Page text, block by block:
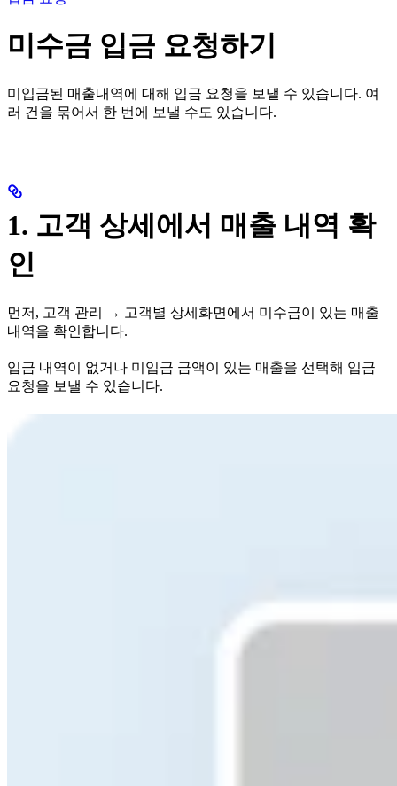
미수금 입금 요청하기
미입금된 매출내역에 대해 입금 요청을 보낼 수 있습니다. 여
러 건을 묶어서 한 번에 보낼 수도 있습니다.
1. 고객 상세에서 매출 내역 확
인
먼저, 고객 관리 → 고객별 상세화면에서 미수금이 있는 매출
내역을 확인합니다.
입금 내역이 없거나 미입금 금액이 있는 매출을 선택해 입금
요청을 보낼 수 있습니다.